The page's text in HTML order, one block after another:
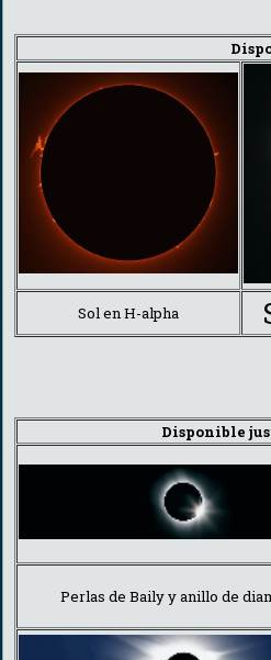
Sol en H-alpha
Disponible
Perlas de Baily y anillo de